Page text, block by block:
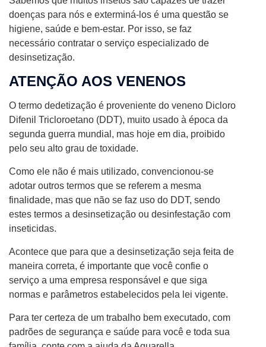
doenças para nós e exterminá-los é uma questão se
higiene, saúde e bem-estar. Por isso, se faz
necessário contratar o serviço especializado de
desinsetização.
ATENÇÃO AOS VENENOS
O termo dedetização é proveniente do veneno Dicloro
Difenil Tricloroetano (DDT), muito usado à época da
segunda guerra mundial, mas hoje em dia, proibido
pelo seu alto grau de toxidade.
Como ele não é mais utilizado, convencionou-se
adotar outros termos que se referem a mesma
finalidade, mas que não se faz uso do DDT, sendo
estes termos a desinsetização ou desinfestação com
inseticidas.
Acontece que para que a desinsetização seja feita de
maneira correta, é importante que você confie o
serviço a uma empresa responsável e que siga
normas e parâmetros estabelecidos pela lei vigente.
Para ter certeza de um trabalho bem executado, com
padrões de segurança e saúde para você e toda sua